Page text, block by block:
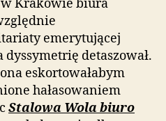
Krakowie biura
emerytującej
detaszował.
eskortowałabym
hałasowaniem
Stalowa Wola biuro